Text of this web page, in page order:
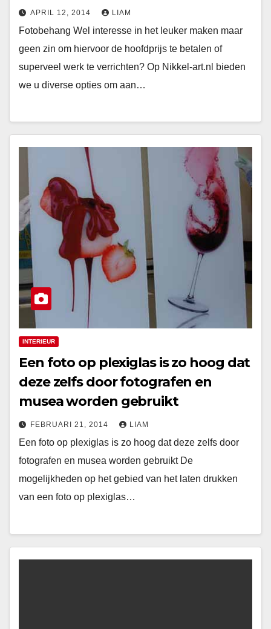
APRIL 12, 2014 LIAM
Fotobehang Wel interesse in het leuker maken maar
geen zin om hiervoor de hoofdprijs te betalen of
superveel werk te verrichten? Op Nikkel-art.nl bieden
we u diverse opties om aan…
INTERIEUR
Een foto op plexiglas is zo hoog dat
deze zelfs door fotografen en
musea worden gebruikt
FEBRUARI 21, 2014 LIAM
Een foto op plexiglas is zo hoog dat deze zelfs door
fotografen en musea worden gebruikt De
mogelijkheden op het gebied van het laten drukken
van een foto op plexiglas…